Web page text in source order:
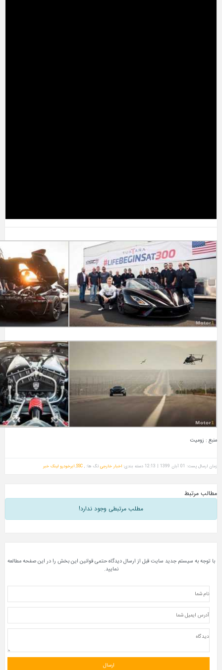
دسته بندی: اخبار خارجی تگ ها: ,SSC ابرخودرو لینک خبر
مطلب مرتبطی وجود ندارد!
جدید سایت قبل از ارسال دیدگاه حتمی قوانین این بخش را در این صفحه مطالعه